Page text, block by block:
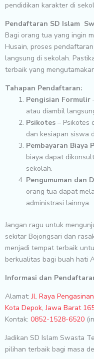
pendidikan karakter di
Pendaftaran SD Islam
Bagi orang tua yang ingin
Husain, proses
langsung di sekolah.
terbaik yang
Tahapan Pendaftaran:
Pengisian Formulir
atau diambil
Psikotes – Psikotes
dan kesiapan siswa
Pembayaran Biaya
biaya dapat
sekolah.
Pengumuman dan
orang tua dapat
administrasi lainnya.
Jangan ragu untuk
sekitar Bojongsari dan
menjadi tempat terbaik
berkualitas bagi buah hati
Informasi dan
Alamat:Jl. Raya
Kota Depok, Jawa Barat
Kontak: 0852-1528-6520
Jadikan SD Islam Swasta
pilihan terbaik bagi masa